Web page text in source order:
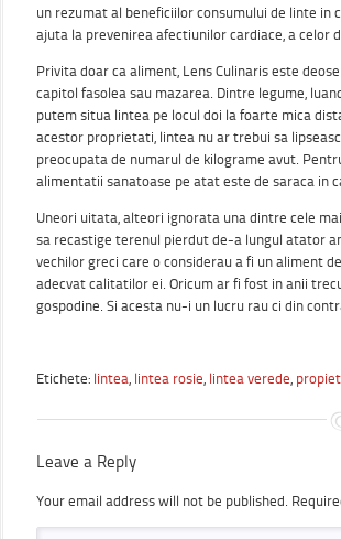
un rezumat al beneficiilor consumului de linte in
ajuta la prevenirea afectiunilor cardiace, a celor
Privita doar ca aliment, Lens Culinaris este
capitol fasolea sau mazarea. Dintre legume,
putem situa lintea pe locul doi la foarte mica
acestor proprietati, lintea nu ar trebui sa
preocupata de numarul de kilograme avut.
alimentatii sanatoase pe atat este de saraca in
Uneori uitata, alteori ignorata una dintre cele
sa recastige terenul pierdut de-a lungul atator
vechilor greci care o considerau a fi un aliment
adecvat calitatilor ei. Oricum ar fi fost in anii
gospodine. Si acesta nu-i un lucru rau ci din
Etichete: lintea, lintea rosie, lintea verede,
Leave a Reply
Your email address will not be published.